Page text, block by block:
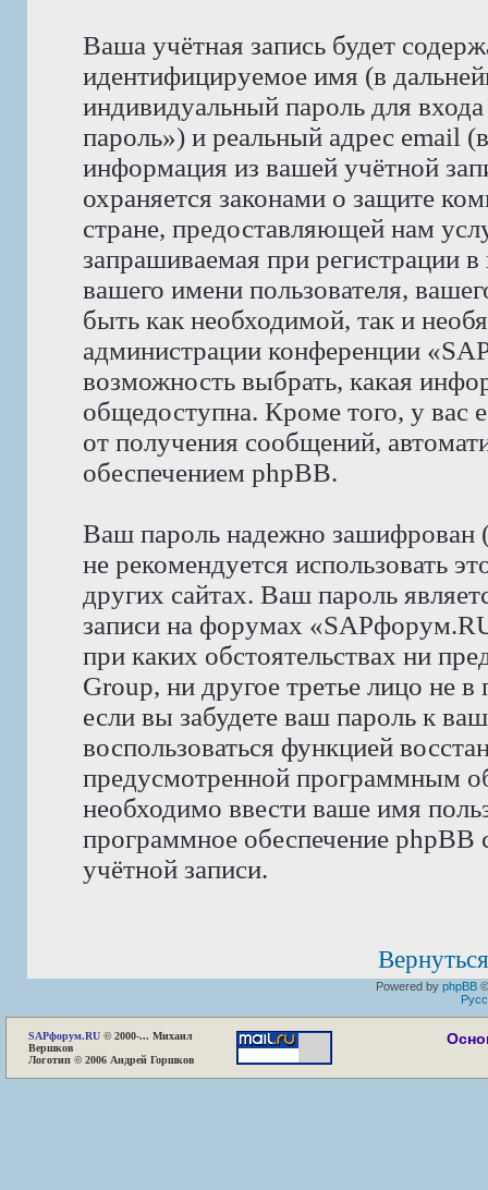
Ваша учётная запись будет
идентифицируемое имя (в
индивидуальный пароль для
пароль») и реальный адрес email
информация из вашей учётной
охраняется законами о защите
стране, предоставляющей нам
запрашиваемая при регистрации
вашего имени пользователя,
быть как необходимой, так и
администрации конференции
возможность выбрать, какая
общедоступна. Кроме того, у вас
от получения сообщений,
обеспечением phpBB.
Ваш пароль надежно зашифрован
не рекомендуется использовать
других сайтах. Ваш пароль
записи на форумах
при каких обстоятельствах ни
Group, ни другое третье лицо не
если вы забудете ваш пароль к
воспользоваться функцией
предусмотренной программным
необходимо ввести ваше имя
программное обеспечение phpBB
учётной записи.
Powered by phpBB
SAPфорум.RU © 2000-... Михаил
Вершков
Логотип © 2006 Андрей Горшков